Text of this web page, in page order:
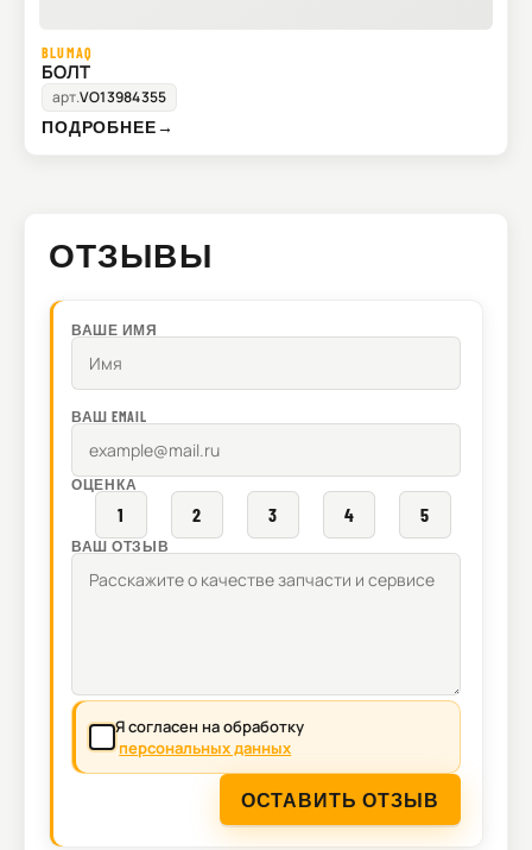
BLUMAQ
БОЛТ
арт.VO13984355
ПОДРОБНЕЕ→
ОТЗЫВЫ
ВАШЕ ИМЯ
ВАШ EMAIL
ОЦЕНКА
1 2 3 4 5
ВАШ ОТЗЫВ
Я согласен на обработку
персональных данных
ОСТАВИТЬ ОТЗЫВ